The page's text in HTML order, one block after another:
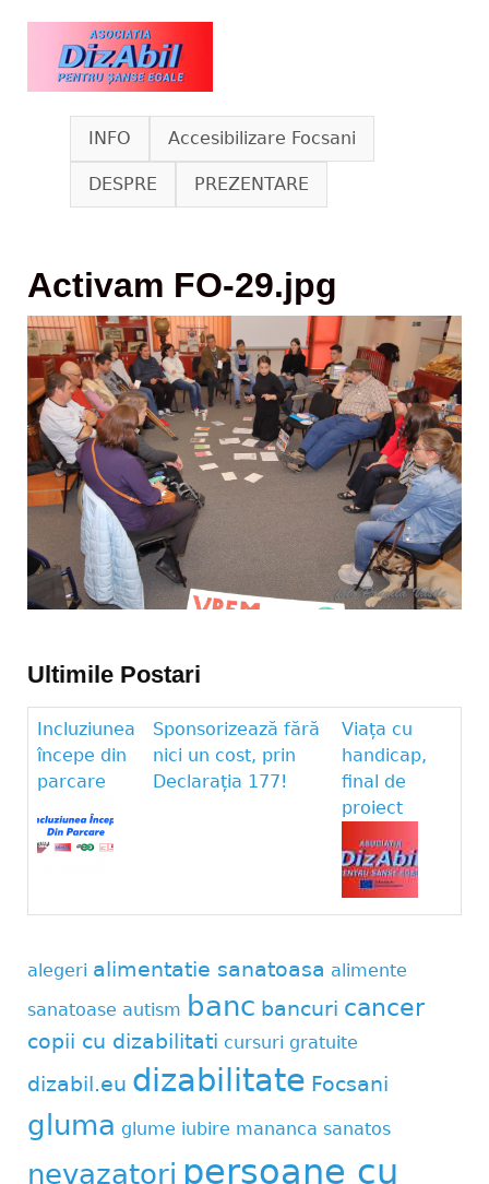
Skip to main content
www.dizabil.eu
INFO Accesibilizare Focsani
DESPRE PREZENTARE
Activam FO-29.jpg
Ultimile Postari
Incluziunea
începe din
parcare
Sponsorizează fără
nici un cost, prin
Declarația 177!
Viața cu
handicap,
final de
proiect
alegeri alimentatie sanatoasa alimente
sanatoase autism banc bancuri cancer
copii cu dizabilitati cursuri gratuite
dizabil.eu dizabilitate Focsani
gluma glume iubire mananca sanatos
nevazatori persoane cu